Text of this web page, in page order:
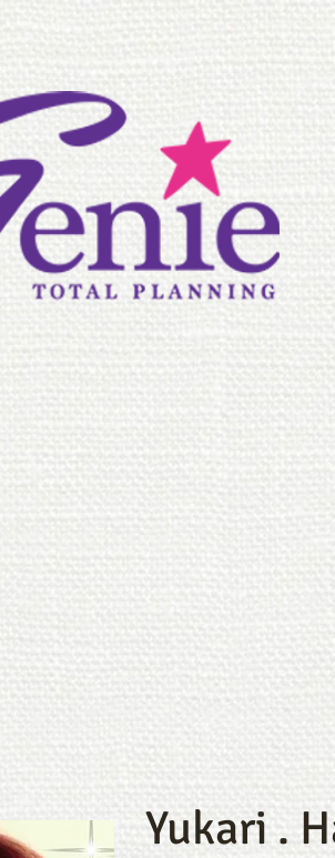
・子育て
Yukari .